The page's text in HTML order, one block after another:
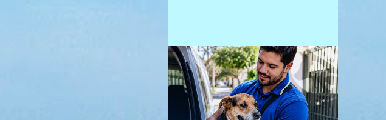
vizinhos. O bairro onde se localiza a praia é
palco de amplos investimentos e projetos
grandiosos como hotéis, pousadas e
residências de veraneio de grande porte. O
maior empreendimento fixado nessa área é